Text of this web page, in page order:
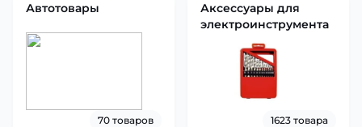
Автотовары
70 товаров
Аксессуары для
электроинструмента
1623 товара